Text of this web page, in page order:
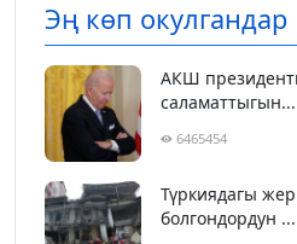
Эң көп окулгандар
АКШ
саламаттыгын...
6465454
Түркиядагы
болгондордун ...